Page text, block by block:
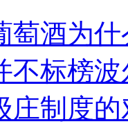
萄酒为
不标榜
庄制度